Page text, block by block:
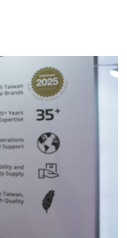
絕對不能放